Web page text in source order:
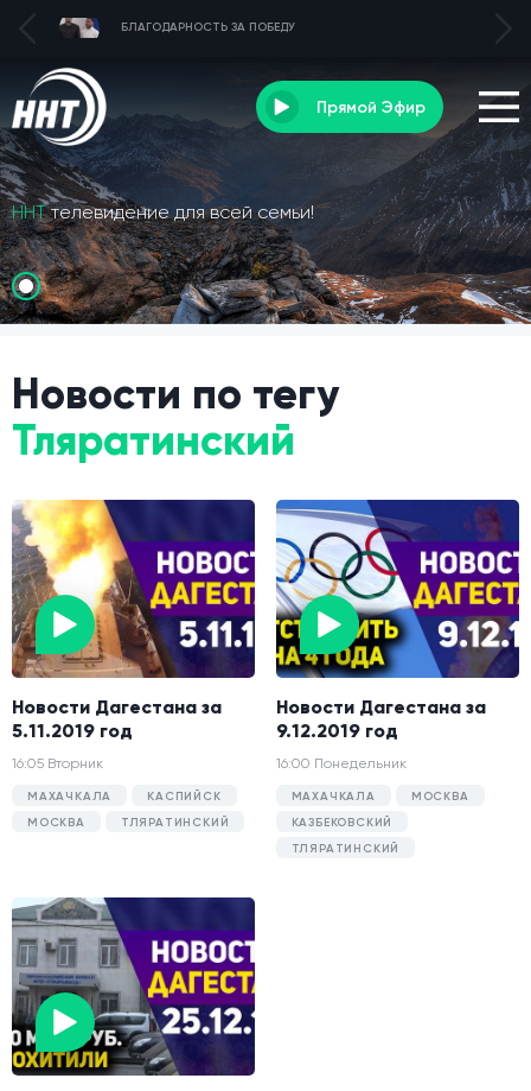
БЛАГОДАРНОСТЬ ЗА ПОБЕДУ
Прямой Эфир
ННТтелевидение для всей семьи!
Новости по тегу
Тляратинский
Новости Дагестана за
5.11.2019 год
16:05 Вторник
МАХАЧКАЛА
КАСПИЙСК
МОСКВА
ТЛЯРАТИНСКИЙ
Новости Дагестана за
9.12.2019 год
16:00 Понедельник
МАХАЧКАЛА
МОСКВА
КАЗБЕКОВСКИЙ
ТЛЯРАТИНСКИЙ